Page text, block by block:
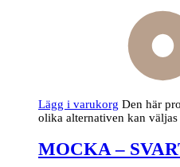
Lägg i varukorg Den här
olika alternativen kan
MOCKA –